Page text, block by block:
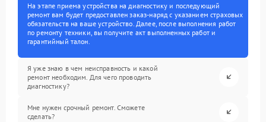
На этапе приема устройства на диагностику и последующий
ремонт вам будет предоставлен заказ-наряд с указанием страховых
обязательств на ваше устройство. Далее, после выполнения работ
по ремонту техники, вы получите акт выполненных работ и
гарантийный талон.
Я уже знаю в чем неисправность и какой
ремонт необходим. Для чего проводить
диагностику?
Мне нужен срочный ремонт. Сможете
сделать?